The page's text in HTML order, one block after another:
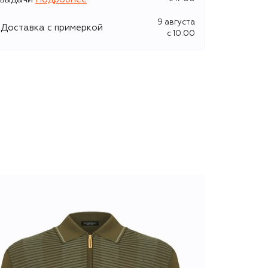
Доставка с примеркой
9 августа
c 10:00